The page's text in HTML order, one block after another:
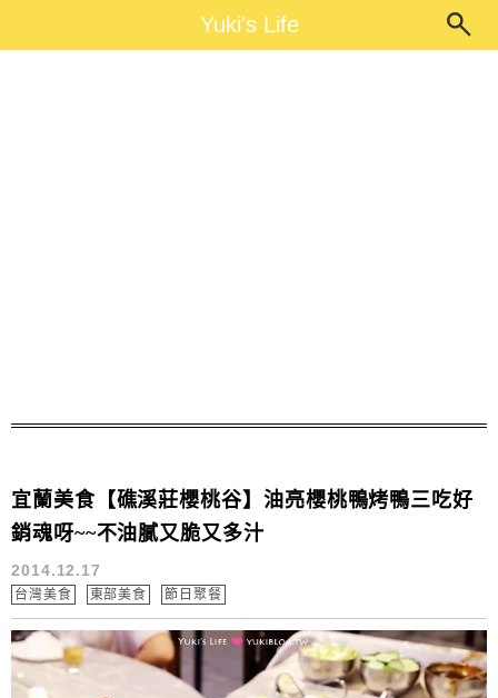
Yuki's LifeYuki's Life
宜蘭美食【礁溪莊櫻桃谷】油亮櫻桃鴨烤鴨三吃好
銷魂呀~~不油膩又脆又多汁
2014.12.17
台灣美食 東部美食 節日聚餐